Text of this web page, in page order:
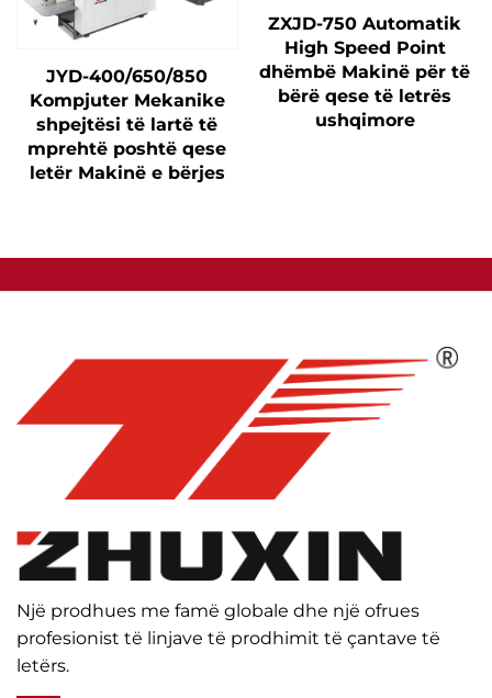
JYD-400/650/850
Kompjuter Mekanike
shpejtësi të lartë të
mprehtë poshtë qese
letër Makinë e bërjes
ZXJD-750 Automatik
High Speed Point
dhëmbë Makinë për të
bërë qese të letrës
ushqimore
Një prodhues me famë globale dhe një ofrues
profesionist të linjave të prodhimit të çantave të
letërs.